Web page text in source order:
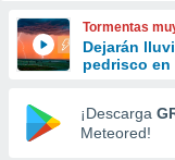
y
forma
digital
basada
Tormentas
Dejarán
pedrisco
¡Descarga
Meteored!